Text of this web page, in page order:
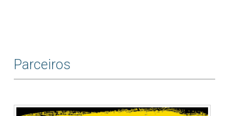
Parceiros